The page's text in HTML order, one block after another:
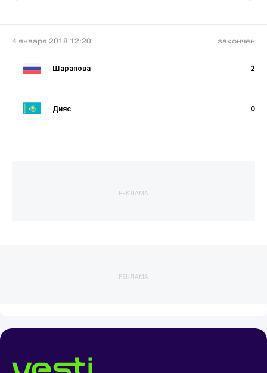
4 января 2018 12:20 закончен
Шарапова 2
Дияс 0
РЕКЛАМА
РЕКЛАМА